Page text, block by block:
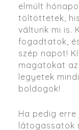
elmúlt
töltöttetek,
váltunk mi is.
fogadtatok,
szép napot!
magatokat
legyetek
boldogok!
Ha pedig
látogassatok